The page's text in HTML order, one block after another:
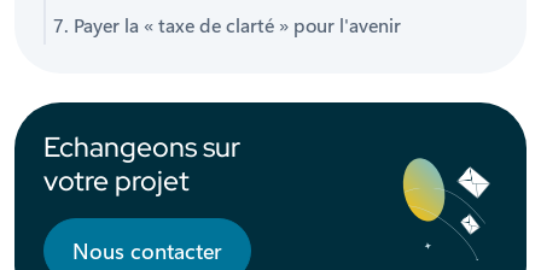
7. Payer la « taxe de clarté » pour l'avenir
Echangeons sur
votre projet
Nous contacter